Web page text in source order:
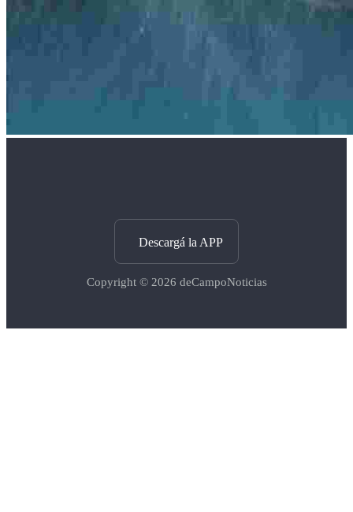
Descargá la APP
Copyright © 2026 deCampoNoticias